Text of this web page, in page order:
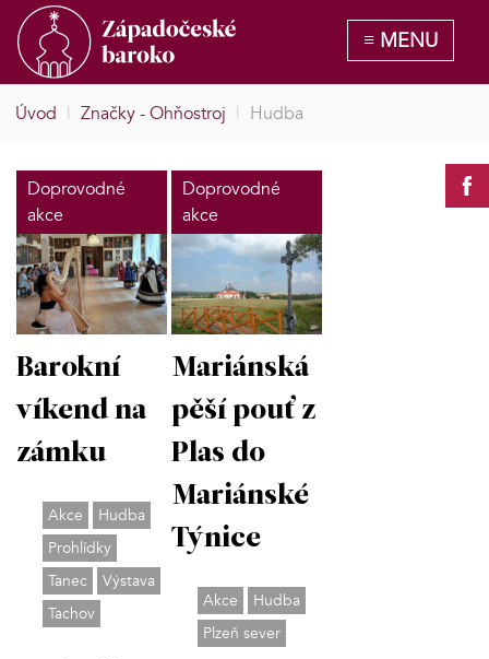
Úvod | Značky - Ohňostroj | Hudba
Doprovodné
akce
Barokní
víkend na
zámku
Akce
Hudba
Prohlídky
Tanec
Výstava
Tachov
Doprovodné
akce
Mariánská
pěší pouť z
Plas do
Mariánské
Týnice
Akce
Hudba
Plzeň sever